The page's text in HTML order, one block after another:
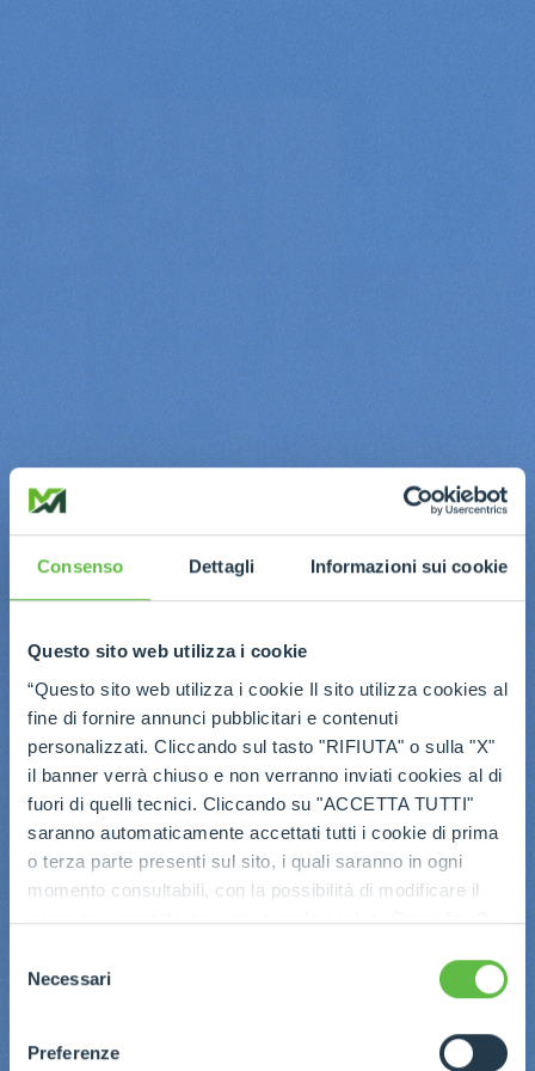
Consenso Dettagli Informazioni sui cookie
Questo sito web utilizza i cookie
“Questo sito web utilizza i cookie Il sito utilizza cookies al
fine di fornire annunci pubblicitari e contenuti
personalizzati. Cliccando sul tasto "RIFIUTA" o sulla "X"
il banner verrà chiuso e non verranno inviati cookies al di
fuori di quelli tecnici. Cliccando su "ACCETTA TUTTI"
saranno automaticamente accettati tutti i cookie di prima
o terza parte presenti sul sito, i quali saranno in ogni
momento consultabili, con la possibilità di modificare il
consenso prestato per ogni singolo cookie. Come fare?
ogni pagina, selezionare "Modifichi il suo consenso" e
dell'informativa completa nel footer presente in ogni
pagina. Per esercitare i diritti riconosciuti all'interessato ai
delNecessari
Preferenze